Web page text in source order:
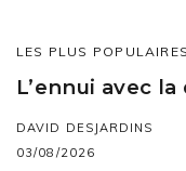
LES PLUS POPULAIRES
L’ennui avec
DAVID DESJARDINS
03/08/2026